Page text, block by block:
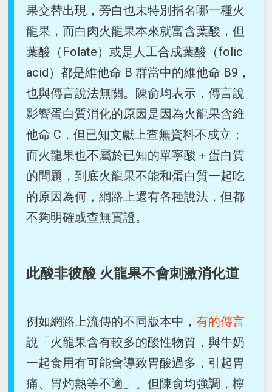
果交替出現，旁白也未特別指名哪一種火
龍果，而白肉火龍果本來就富含葉酸，但
葉酸（Folate）或是人工合成葉酸（folic
acid）都是維他命 B 群當中的維他命 B9，
也與傳言說法無關。陳俞均表示，傳言說
影響蛋白質消化的原因是因為火龍果含維
他命 C，但已知文獻上查無資料不成立；
而火龍果也不屬於已知的單寧酸＋蛋白質
的問題，到底火龍果不能和蛋白質一起吃
的原因為何，網路上還有各種說法，但都
不夠明確或查無實證。
此酸非彼酸 火龍果不會刺激消化道
例如網路上流傳的不同版本中，有的傳言
說「火龍果含有較多的酸性物質，與牛奶
一起食用有可能會導致胃酸過多，引起胃
痛、胃灼熱等不適」。但陳俞均強調，檸